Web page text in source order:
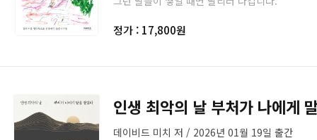
정가 : 17,800원
인생 최악의 날 부처가 나에게
데이비드 미치 저 / 2026년 01월 19일 출간